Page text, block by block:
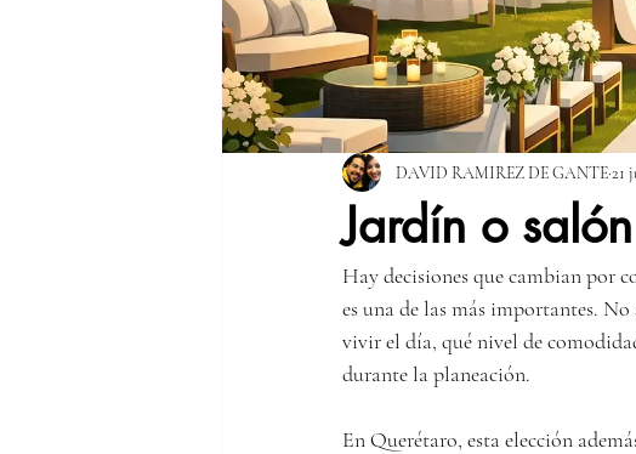
Jardín o
DAVID RAMIREZ DE GANTE21
Hay decisiones que cambian por
es una de las más importantes.
vivir el día, qué nivel de
durante la planeación.
En Querétaro, esta elección